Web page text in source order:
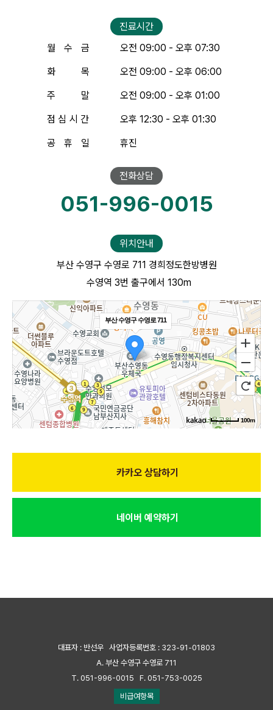
진료시간
월
수 금 오전 09:00 - 오후 07:30
화 목 오전 09:00 - 오후 06:00
주 말 오전 09:00 - 오후 01:00
점 심 시 간 오후 12:30 - 오후 01:30
공 휴 일 휴진
전화상담
051-996-0015
위치안내
부산 수영구 수영로 711 경희정도한방병원
수영역 3번 출구에서 130m
부산 수영구 수영로 711
100m
카카오 상담하기
네이버 예약하기
대표자 : 반선우 사업자등록번호 : 323-91-01803
A. 부산 수영구 수영로 711
T. 051-996-0015 F. 051-753-0025
비급여항목